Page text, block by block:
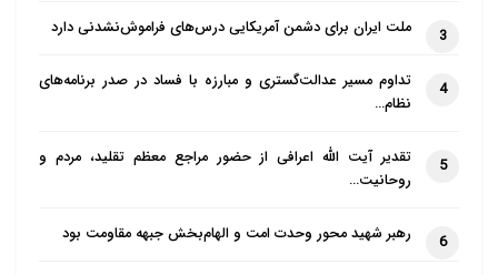
3 ملت ایران برای دشمن آمریکایی درس‌های فراموش‌نشدنی دارد
4
تداوم مسیر عدالت‌گستری و مبارزه با فساد در صدر برنامه‌های
نظام…
5
تقدیر آیت الله اعرافی از حضور مراجع معظم تقلید، مردم و
روحانیت…
6 رهبر شهید محور وحدت امت و الهام‌بخش جبهه مقاومت بود